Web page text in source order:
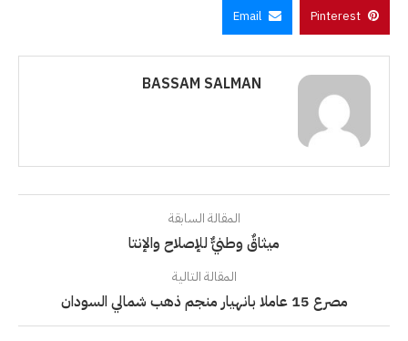
Pinterest
Email
BASSAM SALMAN
المقالة السابقة
ميثاقٌ وطنيٌّ للإصلاح والإنتا
المقالة التالية
مصرع 15 عاملا بانهيار منجم ذهب شمالي السودان